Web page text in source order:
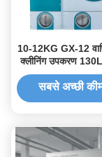
10-12KG GX-12
क्लीनिंग उपकरण 130L
वाशिंग
सबसे अच्छी